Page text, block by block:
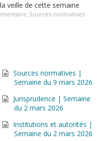
veille de cette semaine
Sources normatives
Sources normatives |
Semaine du 9 mars 2026
Jurisprudence | Semaine
du 2 mars 2026
Institutions et autorités |
Semaine du 2 mars 2026